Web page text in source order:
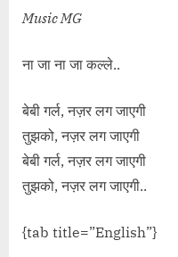
Music MG
ना जा ना जा कल्ले..
बेबी गर्ल, नज़र लग जाएगी
तुझको, नज़र लग जाएगी
बेबी गर्ल, नज़र लग जाएगी
तुझको, नज़र लग जाएगी..
{tab title=”English”}